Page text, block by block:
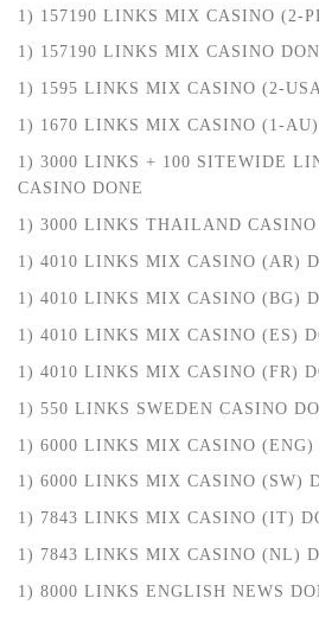
1) 157190 LINKS MIX CASINO (2-
1) 157190 LINKS MIX CASINO
1) 1595 LINKS MIX CASINO (2-
1) 1670 LINKS MIX CASINO (1-AU)
1) 3000 LINKS + 100 SITEWIDE
CASINO DONE
1) 3000 LINKS THAILAND CASINO
1) 4010 LINKS MIX CASINO (AR)
1) 4010 LINKS MIX CASINO (BG)
1) 4010 LINKS MIX CASINO (ES)
1) 4010 LINKS MIX CASINO (FR)
1) 550 LINKS SWEDEN CASINO
1) 6000 LINKS MIX CASINO (ENG)
1) 6000 LINKS MIX CASINO (SW)
1) 7843 LINKS MIX CASINO (IT)
1) 7843 LINKS MIX CASINO (NL)
1) 8000 LINKS ENGLISH NEWS